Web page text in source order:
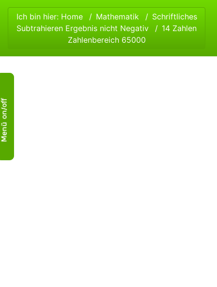
Ich bin hier: Home Mathematik
Schriftliches
Subtrahieren Ergebnis nicht Negativ
14 Zahlen
Zahlenbereich 65000